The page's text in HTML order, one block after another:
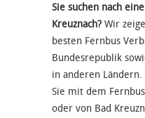
Sie suchen nach
Kreuznach? Wir
besten Fernbus
Bundesrepublik
in anderen Ländern.
Sie mit dem
oder von Bad